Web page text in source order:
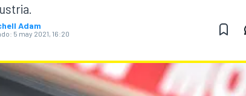
Adam
5 may 2021, 16:20